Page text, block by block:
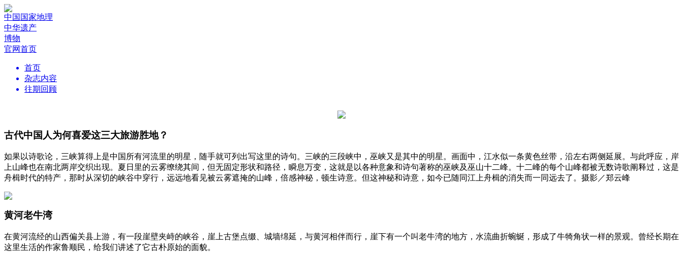
中国国家地理
中华遗产
博物
官网首页
首页
杂志内容
往期回顾
古代中国人为何喜爱这三大旅游胜地？
如果以诗歌论，三峡算得上是中国所有河流里的明星，随手就可列出写这里的诗句。三峡的三段峡中，巫峡又是其中的明星。画面中，江水似一条黄色丝带，沿左右两侧延展。与此呼应，岸
上山峰也在南北两岸交织出现。夏日里的云雾缭绕其间，但无固定形状和路径，瞬息万变，这就是以各种意象和诗句著称的巫峡及巫山十二峰。十二峰的每个山峰都被无数诗歌阐释过，这是
舟楫时代的特产，那时从深切的峡谷中穿行，远远地看见被云雾遮掩的山峰，倍感神秘，顿生诗意。但这神秘和诗意，如今已随同江上舟楫的消失而一同远去了。摄影／郑云峰
黄河老牛湾
在黄河流经的山西偏关县上游，有一段崖壁夹峙的峡谷，崖上古堡点缀、城墙绵延，与黄河相伴而行，崖下有一个叫老牛湾的地方，水流曲折蜿蜒，形成了牛犄角状一样的景观。曾经长期在
这里生活的作家鲁顺民，给我们讲述了它古朴原始的面貌。